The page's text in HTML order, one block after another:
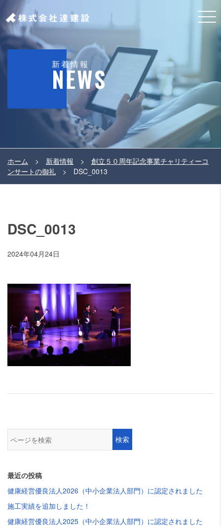
新着情報
NEWS
ホーム > 新着情報 > 創立５０周年記念事業チャリティーコ
ンサートの御礼 > DSC_0013
DSC_0013
2024年04月24日
検索
最近の投稿
健康経営優良法人2026（中小企業法人部門）に認定されました
施工実績を追加しました！
健康経営優良法人2025（中小企業法人部門）に認定されました